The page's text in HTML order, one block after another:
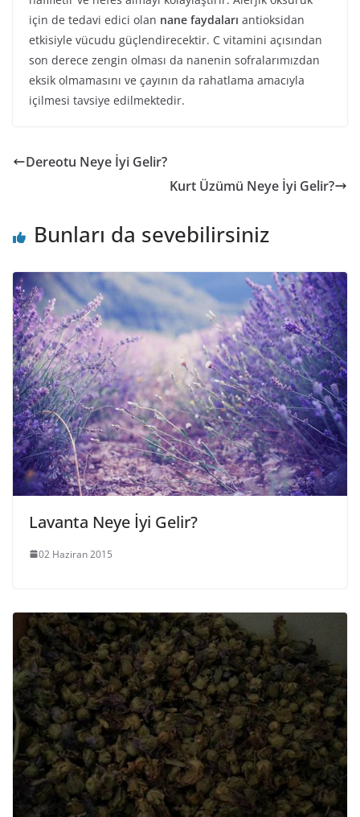
için de tedavi edici olan nane faydaları antioksidan
etkisiyle vücudu güçlendirecektir. C vitamini açısından
son derece zengin olması da nanenin sofralarımızdan
eksik olmamasını ve çayının da rahatlama amacıyla
içilmesi tavsiye edilmektedir.
Dereotu Neye İyi Gelir?
Kurt Üzümü Neye İyi Gelir?
Bunları da sevebilirsiniz
Lavanta Neye İyi Gelir?
02 Haziran 2015